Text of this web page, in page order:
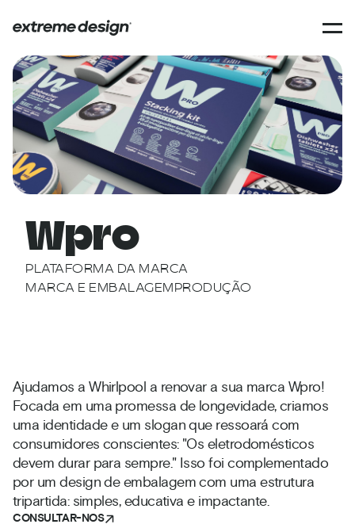
Wpro
PLATAFORMA DA MARCA
MARCA E EMBALAGEMPRODUÇÃO
Ajudamos a Whirlpool a renovar a sua marca Wpro!
Focada em uma promessa de longevidade, criamos
uma identidade e um slogan que ressoará com
consumidores conscientes: "Os eletrodomésticos
devem durar para sempre." Isso foi complementado
por um design de embalagem com uma estrutura
tripartida: simples, educativa e impactante.
CONSULTAR-NOS